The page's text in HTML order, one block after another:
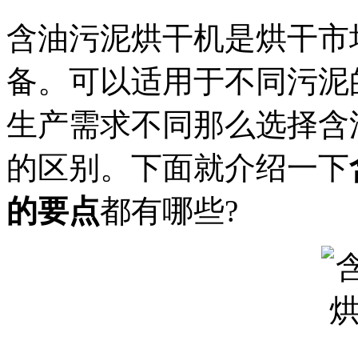
含油污泥烘干机是烘干
备。可以适用于不同污
生产需求不同那么选择
的区别。下面就介绍一下
的要点都有哪些?